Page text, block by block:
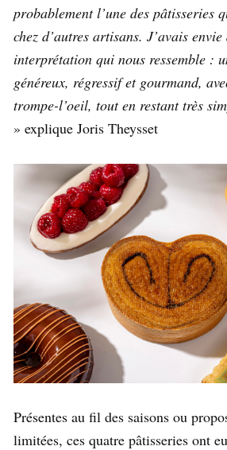
probablement l’une des pâtisseries
chez d’autres artisans. J’avais
interprétation qui nous ressemble :
généreux, régressif et gourmand,
trompe-l’oeil, tout en restant très
» explique Joris Theysset
Présentes au fil des saisons ou
limitées, ces quatre pâtisseries ont